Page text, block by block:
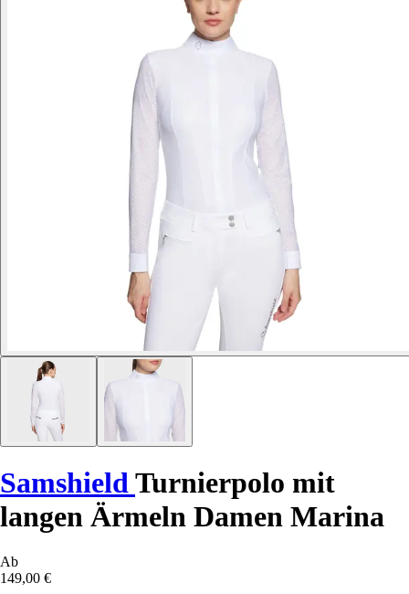
SamshieldTurnierpolo mit
langen Ärmeln Damen Marina
Ab
149,00 €